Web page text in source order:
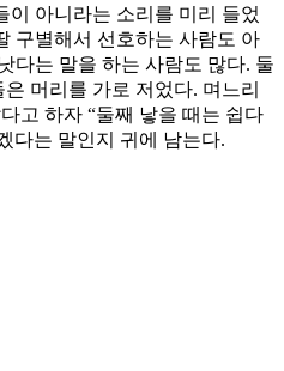
이 아니라는 소리를 미리 들었
구별해서 선호하는 사람도 아
다는 말을 하는 사람도 많다. 둘
머리를 가로 저었다. 며느리
고 하자 “둘째 낳을 때는 쉽다
다는 말인지 귀에 남는다.